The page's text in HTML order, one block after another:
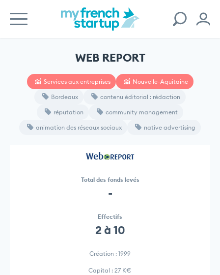
WEB REPORT
Services aux entreprises Nouvelle-Aquitaine
Bordeaux contenu éditorial : rédaction
réputation community management
animation des réseaux sociaux native advertising
Total des fonds levés
-
Effectifs
2 à 10
Création : 1999
Capital : 27 K€